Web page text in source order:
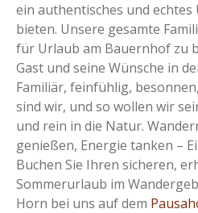
ein authentisches und
bieten. Unsere gesamte
für Urlaub am Bauernhof zu
Gast und seine Wünsche in
Familiär, feinfühlig,
sind wir, und so wollen wir
und rein in die Natur.
genießen, Energie tanken –
Buchen Sie Ihren sicheren,
Sommerurlaub im
Horn bei uns auf dem